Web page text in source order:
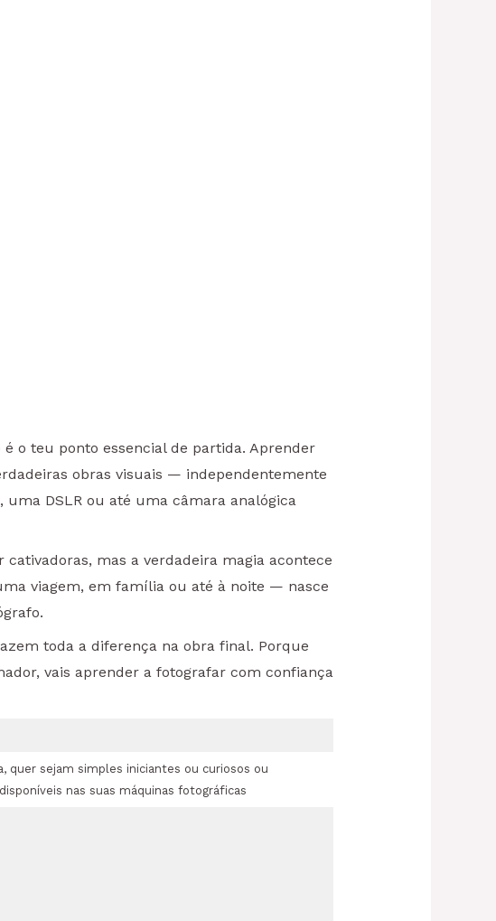
o teu ponto essencial de partida. Aprender
obras visuais — independentemente
DSLR ou até uma câmara analógica
mas a verdadeira magia acontece
viagem, em família ou até à noite — nasce
toda a diferença na obra final. Porque
vais aprender a fotografar com confiança
quer sejam simples iniciantes ou curiosos ou
nas suas máquinas fotográficas